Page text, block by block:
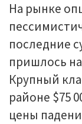
На рынке
последние
пришлось
Крупный
районе $75
цены